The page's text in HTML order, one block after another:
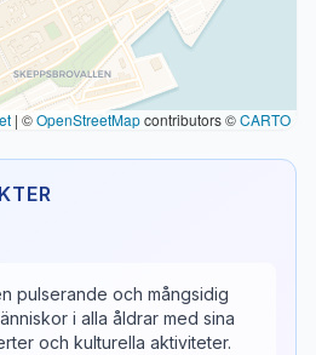
| ©OpenStreetMapcontributors ©CARTO
pulserande och mångsidig
i alla åldrar med sina
och kulturella aktiviteter.